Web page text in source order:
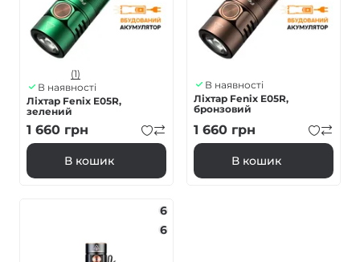
(1)
В наявності
Ліхтар Fenix E05R,
зелений
1 660 грн
В кошик
В наявності
Ліхтар Fenix E05R,
бронзовий
1 660 грн
В кошик
6
6